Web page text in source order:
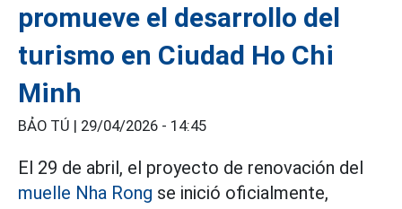
promueve el desarrollo del
turismo en Ciudad Ho Chi
Minh
BẢO TÚ | 29/04/2026 - 14:45
El 29 de abril, el proyecto de renovación del
muelle Nha Rong se inició oficialmente,